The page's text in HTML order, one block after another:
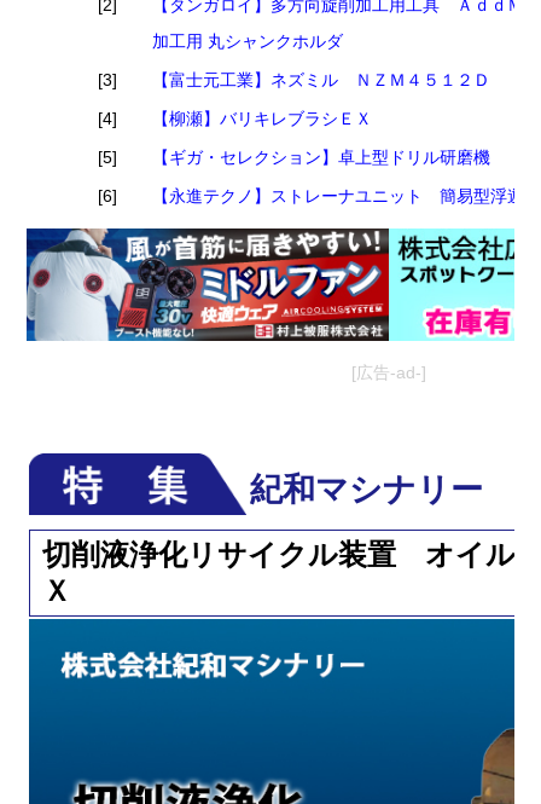
[2]
【タンガロイ】多方向旋削加工用工具 ＡｄｄＭ
加工用 丸シャンクホルダ
[3]
【富士元工業】ネズミル ＮＺＭ４５１２Ｄ
[4]
【柳瀬】バリキレブラシＥＸ
[5]
【ギガ・セレクション】卓上型ドリル研磨機
[6]
【永進テクノ】ストレーナユニット 簡易型浮遊
[広告-ad-]
紀和マシナリー
切削液浄化リサイクル装置 オイル
Ｘ